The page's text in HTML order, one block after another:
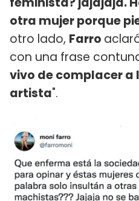
otra mujer porque
otro lado, Farro
con una frase
vivo de complacer a
artista".